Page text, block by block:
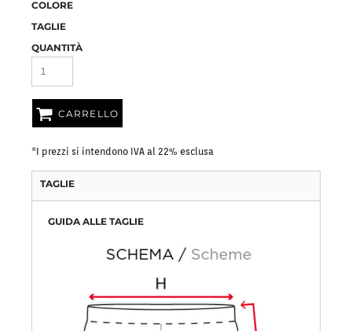
COLORE
TAGLIE
QUANTITÀ
CARRELLO
*I prezzi si intendono IVA al 22% esclusa
TAGLIE
GUIDA ALLE TAGLIE